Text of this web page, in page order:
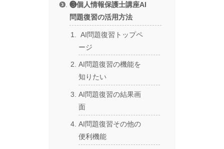
❸個人情報保護士講座AI
問題復習の活用方法
AI問題復習トップペ
ージ
AI問題復習の機能を
知りたい
AI問題復習の結果画
面
AI問題復習その他の
便利機能